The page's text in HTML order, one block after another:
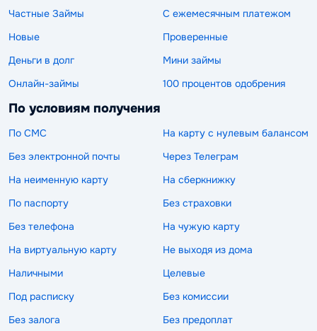
Частные Займы
С ежемесячным платежом
Новые
Проверенные
Деньги в долг
Мини займы
Онлайн-займы
100 процентов одобрения
По условиям получения
По СМС
На карту с нулевым балансом
Без электронной почты
Через Телеграм
На неименную карту
На сберкнижку
По паспорту
Без страховки
Без телефона
На чужую карту
На виртуальную карту
Не выходя из дома
Наличными
Целевые
Под расписку
Без комиссии
Без залога
Без предоплат